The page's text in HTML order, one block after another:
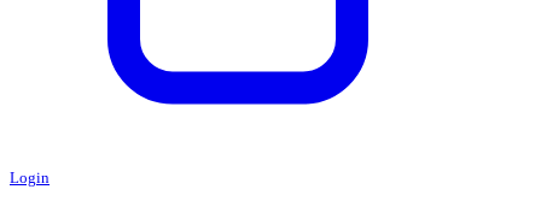
Login